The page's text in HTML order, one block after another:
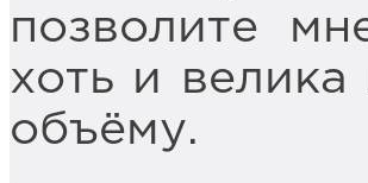
позволите
хоть и
объёму.